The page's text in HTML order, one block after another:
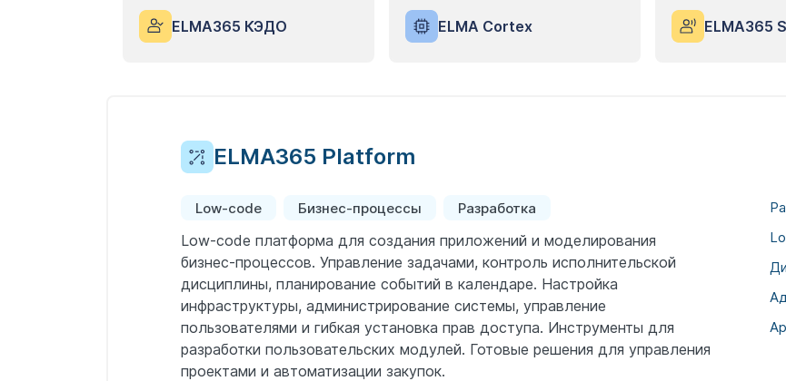
ELMA365 КЭДО ELMA Cortex ELMA365
ELMA365 Platform
Low-code Бизнес-процессы Разработка
Low-code платформа для создания приложений и моделирования
бизнес-процессов. Управление задачами, контроль исполнительской
дисциплины, планирование событий в календаре. Настройка
инфраструктуры, администрирование системы, управление
пользователями и гибкая установка прав доступа. Инструменты для
разработки пользовательских модулей. Готовые решения для управления
проектами и автоматизации закупок.